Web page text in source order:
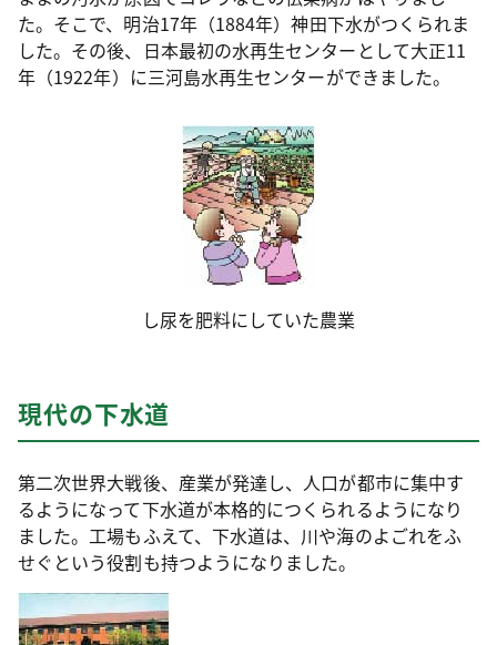
た。そこで、明治17年（1884年）神田下水がつくられま
した。その後、日本最初の水再生センターとして大正11
年（1922年）に三河島水再生センターができました。
し尿を肥料にしていた農業
現代の下水道
第二次世界大戦後、産業が発達し、人口が都市に集中す
るようになって下水道が本格的につくられるようになり
ました。工場もふえて、下水道は、川や海のよごれをふ
せぐという役割も持つようになりました。